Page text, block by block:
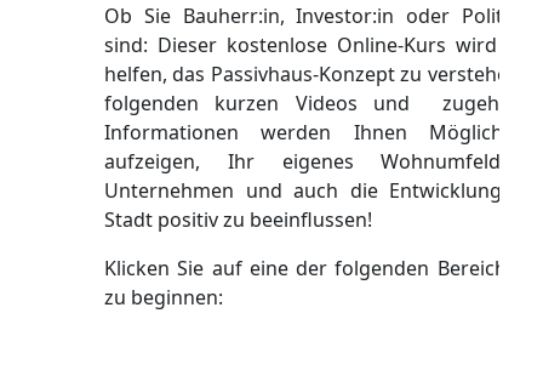
Ob Sie Bauherr:in, Investor:in oder
sind: Dieser kostenlose Online-Kurs wird
helfen, das Passivhaus-Konzept zu verstehen.
folgenden kurzen Videos und
Informationen werden Ihnen
aufzeigen, Ihr eigenes Wohnumfeld,
Unternehmen und auch die Entwicklung
Stadt positiv zu beeinflussen!
Klicken Sie auf eine der folgenden Bereiche,
zu beginnen: